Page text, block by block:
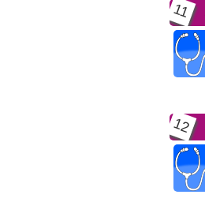
11
12